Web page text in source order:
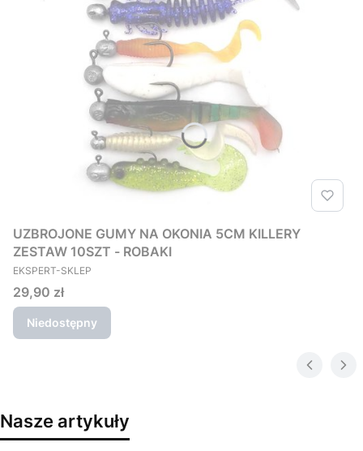
UZBROJONE GUMY NA OKONIA 5CM KILLERY
ZESTAW 10SZT - ROBAKI
PRODUCENT
EKSPERT-SKLEP
Cena
29,90 zł
Niedostępny
Nasze artykuły